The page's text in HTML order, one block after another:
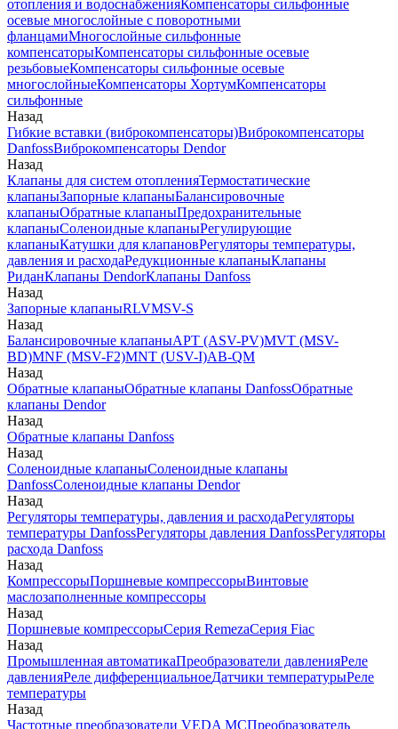
отопления и водоснабженияКомпенсаторы сильфонные
осевые многослойные с поворотными
фланцамиМногослойные сильфонные
компенсаторыКомпенсаторы сильфонные осевые
резьбовыеКомпенсаторы сильфонные осевые
многослойныеКомпенсаторы ХортумКомпенсаторы
сильфонные
Назад
Гибкие вставки (виброкомпенсаторы)Виброкомпенсаторы
DanfossВиброкомпенсаторы Dendor
Назад
Клапаны для систем отопленияТермостатические
клапаныЗапорные клапаныБалансировочные
клапаныОбратные клапаныПредохранительные
клапаныСоленоидные клапаныРегулирующие
клапаныКатушки для клапановРегуляторы температуры,
давления и расходаРедукционные клапаныКлапаны
РиданКлапаны DendorКлапаны Danfoss
Назад
Запорные клапаныRLVMSV-S
Назад
Балансировочные клапаныAPT (ASV-PV)MVT (MSV-
BD)MNF (MSV-F2)MNT (USV-I)AB-QM
Назад
Обратные клапаныОбратные клапаны DanfossОбратные
клапаны Dendor
Назад
Обратные клапаны Danfoss
Назад
Соленоидные клапаныСоленоидные клапаны
DanfossСоленоидные клапаны Dendor
Назад
Регуляторы температуры, давления и расходаРегуляторы
температуры DanfossРегуляторы давления DanfossРегуляторы
расхода Danfoss
Назад
КомпрессорыПоршневые компрессорыВинтовые
маслозаполненные компрессоры
Назад
Поршневые компрессорыСерия RemezaСерия Fiac
Назад
Промышленная автоматикаПреобразователи давленияРеле
давленияРеле дифференциальноеДатчики температурыРеле
температуры
Назад
Частотные преобразователи VEDA MCПреобразователь